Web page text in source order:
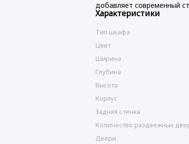
добавляет современный
Характеристики
Тип шкафа
Цвет
Ширина
Глубина
Высота
Корпус
Задняя стенка
Количество раздвежных
Двери